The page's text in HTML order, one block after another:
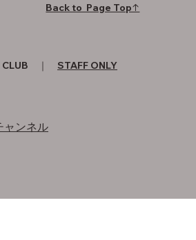
ャンネル
Back to Page Top↑
CLUB ｜ STAFF ONLY